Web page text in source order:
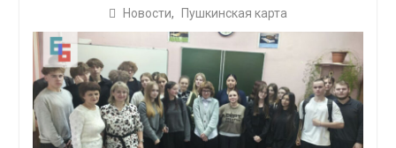
Новости, Пушкинская карта